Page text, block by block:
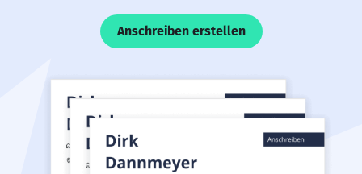
Anschreiben erstellen